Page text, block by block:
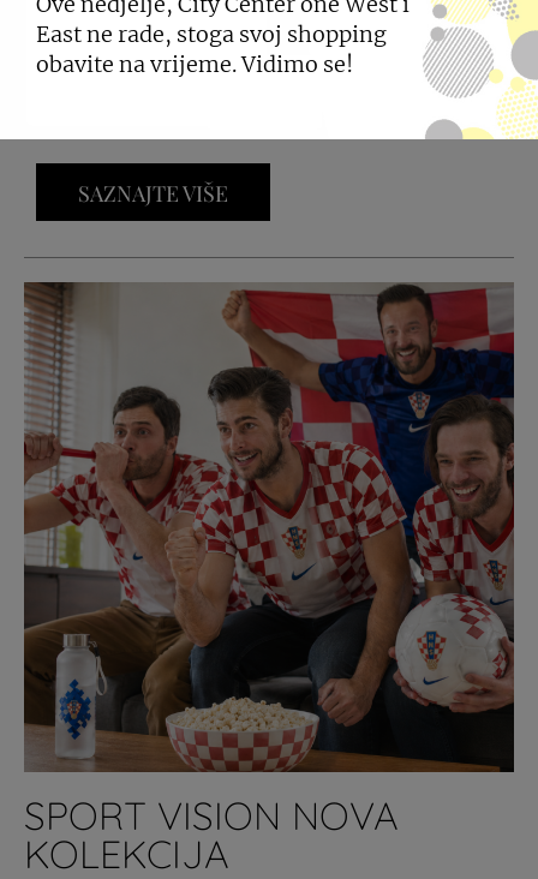
29.07.2026
SAZNAJTE VIŠE
SPORT VISION NOVA
KOLEKCIJA
East ne rade, stoga svoj shopping
obavite na vrijeme. Vidimo se!